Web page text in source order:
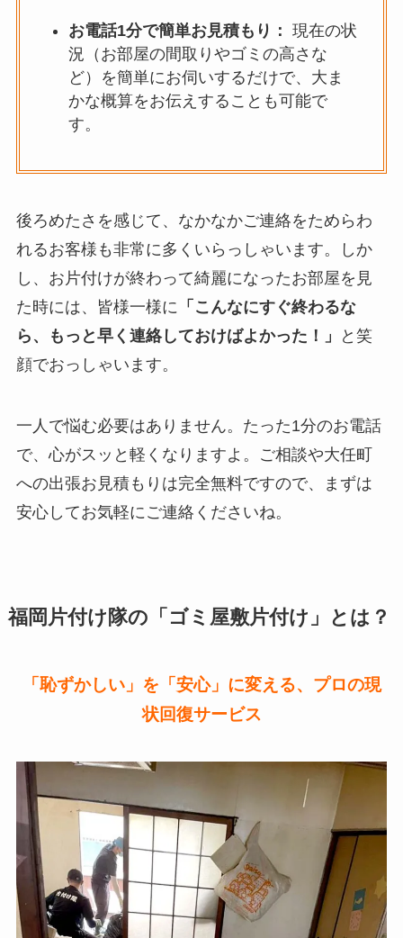
お電話1分で簡単お見積もり： 現在の状
況（お部屋の間取りやゴミの高さな
ど）を簡単にお伺いするだけで、大ま
かな概算をお伝えすることも可能で
す。
後ろめたさを感じて、なかなかご連絡をためらわ
れるお客様も非常に多くいらっしゃいます。しか
し、お片付けが終わって綺麗になったお部屋を見
た時には、皆様一様に 「こんなにすぐ終わるな
ら、もっと早く連絡しておけばよかった！」
と笑
顔でおっしゃいます。
一人で悩む必要はありません。たった1分のお電話
で、心がスッと軽くなりますよ。ご相談や大任町
への出張お見積もりは完全無料ですので、まずは
安心してお気軽にご連絡くださいね。
福岡片付け隊の「ゴミ屋敷片付け」とは？
「恥ずかしい」を「安心」に変える、プロの現
状回復サービス